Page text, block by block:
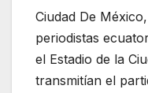
Ciudad De
periodistas
el Estadio de la
transmitían el